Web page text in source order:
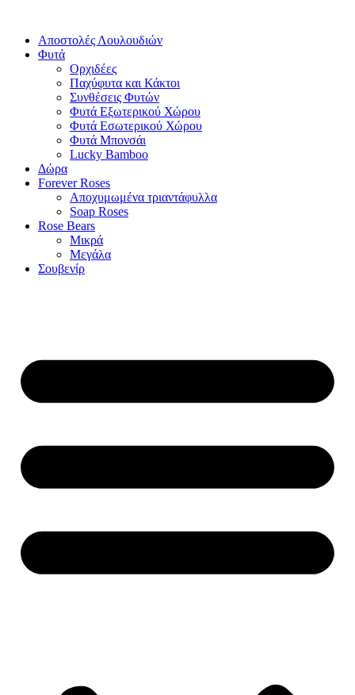
Αποστολές Λουλουδιών
Φυτά
Ορχιδέες
Παχύφυτα και Κάκτοι
Συνθέσεις Φυτών
Φυτά Εξωτερικού Χώρου
Φυτά Εσωτερικού Χώρου
Φυτά Μπονσάι
Lucky Bamboo
Δώρα
Forever Roses
Αποχυμωμένα τριαντάφυλλα
Soap Roses
Rose Βears
Μικρά
Μεγάλα
Σουβενίρ